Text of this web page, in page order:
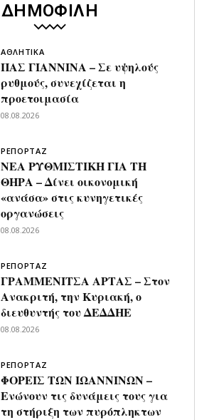
ΔΗΜΟΦΙΛΗ
ΑΘΛΗΤΙΚΑ
ΠΑΣ ΓΙΑΝΝΙΝΑ – Σε υψηλούς
ρυθμούς, συνεχίζεται η
προετοιμασία
08.08.2026
ΡΕΠΟΡΤΑΖ
ΝΕΑ ΡΥΘΜΙΣΤΙΚΗ ΓΙΑ ΤΗ
ΘΗΡΑ – Δίνει οικονομική
«ανάσα» στις κυνηγετικές
οργανώσεις
08.08.2026
ΡΕΠΟΡΤΑΖ
ΓΡΑΜΜΕΝΙΤΣΑ ΑΡΤΑΣ – Στον
Ανακριτή, την Κυριακή, ο
διευθυντής του ΔΕΔΔΗΕ
08.08.2026
ΡΕΠΟΡΤΑΖ
ΦΟΡΕΙΣ ΤΩΝ ΙΩΑΝΝΙΝΩΝ –
Ενώνουν τις δυνάμεις τους για
τη στήριξη των πυρόπληκτων